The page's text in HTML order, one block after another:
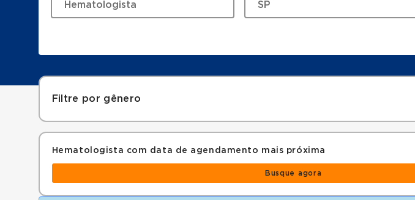
Filtre por gênero
Hematologista com data de agendamento mais próxima
Busque agora